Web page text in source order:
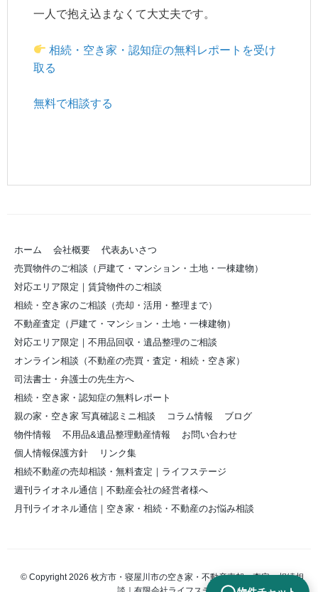
一人で抱え込まなくて大丈夫です。
相続・空き家・認知症の無料レポートを受け
取る
無料で相談する
ホーム 会社概要
代表あいさつ
売買物件のご相談（戸建て・マンション・土地・一棟建物）
対応エリア限定｜賃貸物件のご相談
相続・空き家のご相談（売却・活用・整理まで）
不動産査定（戸建て・マンション・土地・一棟建物）
対応エリア限定｜不用品回収・遺品整理のご相談
オンライン相談（不動産の売買・査定・相続・空き家）
司法書士・弁護士の先生方へ
相続・空き家・認知症の無料レポート
親の家・空き家 写真確認ミニ相談
コラム情報
ブログ
物件情報
不用品&遺品整理動産情報
お問い合わせ
個人情報保護方針
リンク集
相続不動産の売却相談・無料査定｜ライフステージ
週刊ライオネル通信｜不動産会社の経営者様へ
月刊ライオネル通信｜空き家・相続・不動産のお悩み相談
© Copyright 2026 枚方市・寝屋川市の空き家・不動産売却・査定・相続相